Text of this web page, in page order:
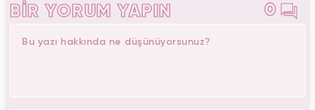
BİR YORUM YAPIN 0